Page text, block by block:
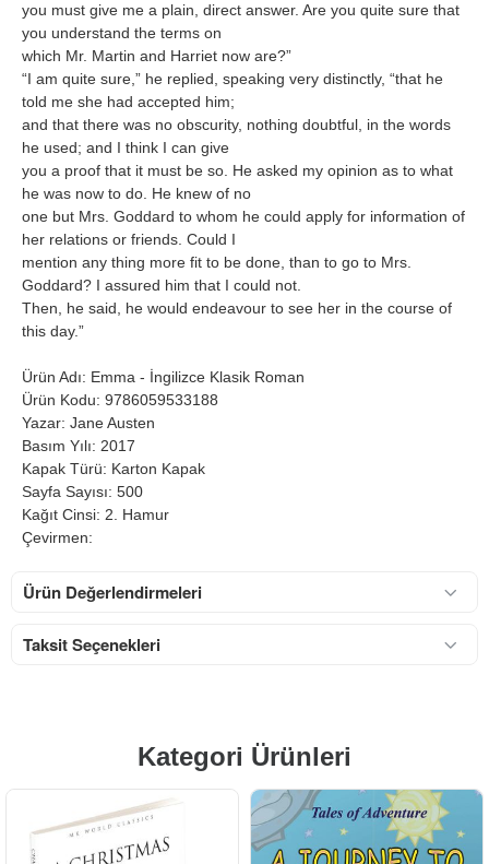
you must give me a plain, direct answer. Are you quite sure that
you understand the terms on
which Mr. Martin and Harriet now are?”
“I am quite sure,” he replied, speaking very distinctly, “that he
told me she had accepted him;
and that there was no obscurity, nothing doubtful, in the words
he used; and I think I can give
you a proof that it must be so. He asked my opinion as to what
he was now to do. He knew of no
one but Mrs. Goddard to whom he could apply for information of
her relations or friends. Could I
mention any thing more fit to be done, than to go to Mrs.
Goddard? I assured him that I could not.
Then, he said, he would endeavour to see her in the course of
this day.”
Ürün Adı: Emma - İngilizce Klasik Roman
Ürün Kodu: 9786059533188
Yazar: Jane Austen
Basım Yılı: 2017
Kapak Türü: Karton Kapak
Sayfa Sayısı: 500
Kağıt Cinsi: 2. Hamur
Çevirmen:
Ürün Değerlendirmeleri
Taksit Seçenekleri
Kategori Ürünleri